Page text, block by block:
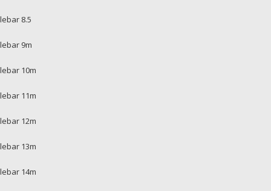
lebar 8.5
lebar 9m
lebar 10m
lebar 11m
lebar 12m
lebar 13m
lebar 14m